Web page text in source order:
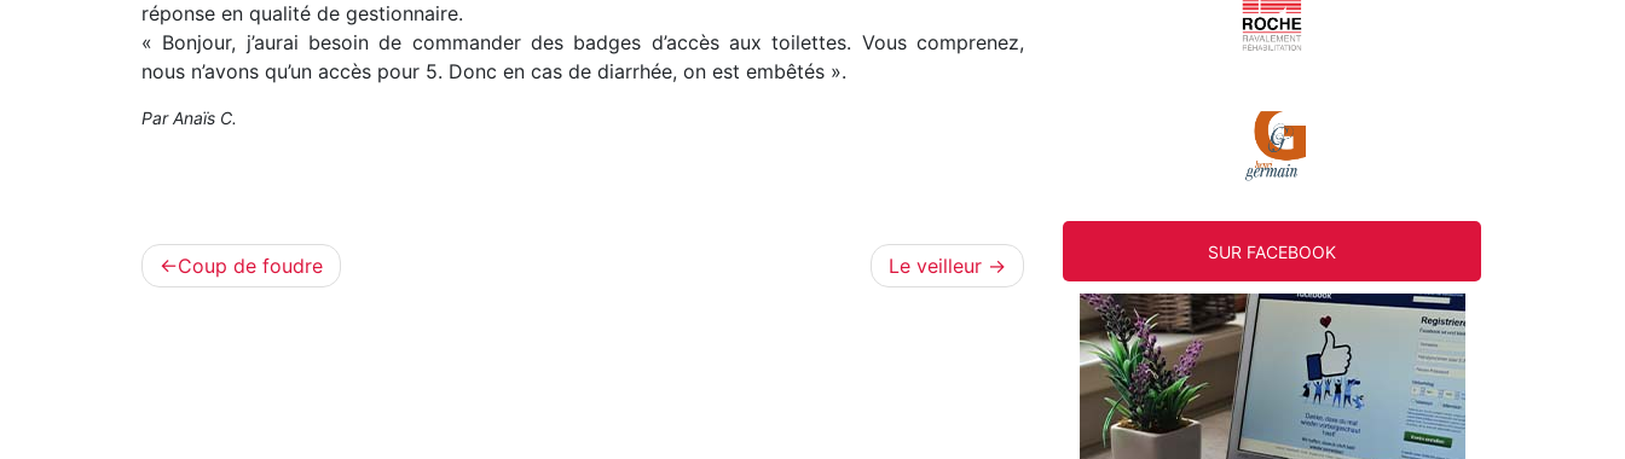
réponse en qualité de gestionnaire.
« Bonjour, j’aurai besoin de commander des badges d’accès aux toilettes. Vous comprenez,
nous n’avons qu’un accès pour 5. Donc en cas de diarrhée, on est embêtés ».
Par Anaïs C.
Navigation
Coup de foudre Le veilleur
SUR FACEBOOK